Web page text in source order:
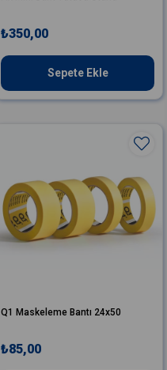
₺350,00
Sepete Ekle
Q1 Maskeleme Bantı 24x50
₺85,00